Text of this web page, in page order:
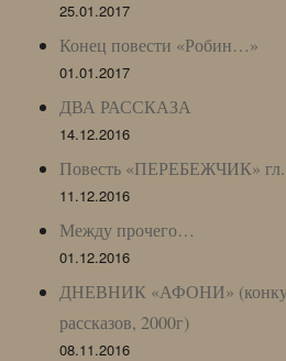
25.01.2017
Конец повести «Робин…»
01.01.2017
ДВА РАССКАЗА
14.12.2016
Повесть «ПЕРЕБЕЖЧИК»
11.12.2016
Между прочего…
01.12.2016
ДНЕВНИК «АФОНИ»
рассказов, 2000г)
08.11.2016